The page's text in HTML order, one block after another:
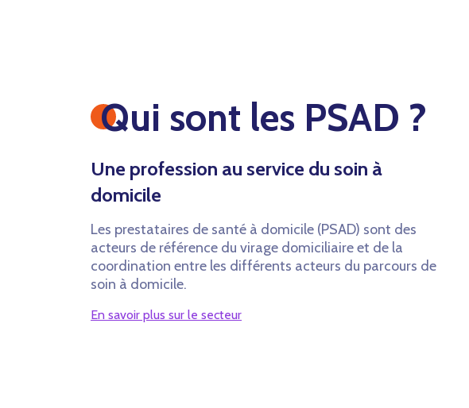
Qui sont les PSAD ?
Une profession au service du soin à
domicile
Les prestataires de santé à domicile (PSAD) sont des
acteurs de référence du virage domiciliaire et de la
coordination entre les différents acteurs du parcours de
soin à domicile.
En savoir plus sur le secteur